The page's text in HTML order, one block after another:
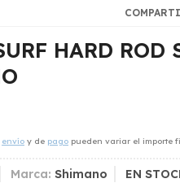
HARD ROD
envío y de pago pueden variar el importe
Marca: Shimano EN